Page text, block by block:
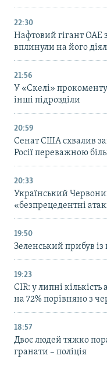
22:30
Нафтовий гігант ОАЕ
вплинули на його
21:56
У «Скелі»
інші підрозділи
20:59
Cенат США схвалив
Росії переважною
20:33
Український
«безпрецедентні
19:50
Зеленський прибув
19:23
CIR: у липні
на 72% порівняно з
18:57
Двоє людей тяжко
гранати – поліція